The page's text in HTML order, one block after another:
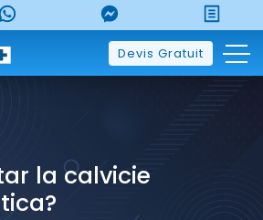
Devis Gratuit
la calvicie